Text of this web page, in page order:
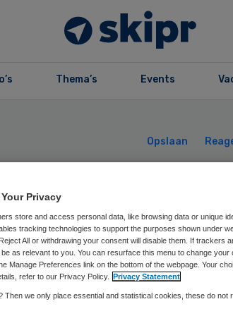
Thema’s Events
Opslaan
papier
Privacy
store and access personal data, like browsing data or unique
tracking technologies to support the purposes shown under
All or withdrawing your consent will disable them. If trackers
as relevant to you. You can resurface this menu to change
Manage Preferences link on the bottom of the webpage. Your
refer to our Privacy Policy. Privacy Statement
Then we only place essential and statistical cookies, these do not